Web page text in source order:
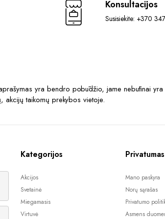
Konsultacijos
Susisiekite: +370
yra bendro pobūdžio, jame nebūtinai
akcijų taikomų prekybos vietoje.
Kategorijos
Akcijos
Svetainė
Miegamasis
Virtuvė
Privatumas
Mano paskyra
Norų sąrašas
Privatumo
Asmens